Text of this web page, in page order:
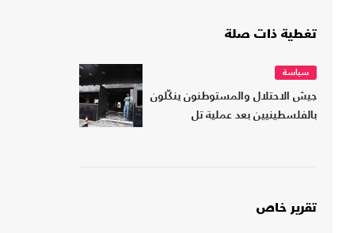
تغطية ذات صلة
سياسة
جيش الاحتلال والمستوطنون ينكّلون
بالفلسطينيين بعد عملية تل
تقرير خاص